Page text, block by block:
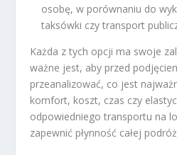
osobę, w porównaniu do
taksówki czy transport
Każda z tych opcji ma swoje
ważne jest, aby przed
przeanalizować, co jest
komfort, koszt, czas czy
odpowiedniego transportu na
zapewnić płynność całej